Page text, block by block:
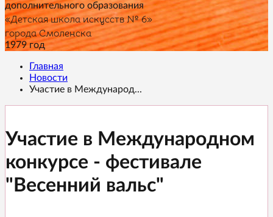
дополнительного образования
«Детская школа искусств № 6»
города Смоленска
1979 год
Главная
Новости
Участие в Международ...
Участие в Международном
конкурсе - фестивале
"Весенний вальс"